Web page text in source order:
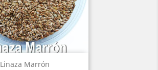
Linaza Marrón
Vista rápida